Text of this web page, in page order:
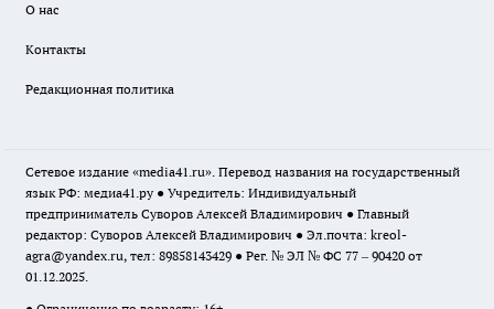
О нас
Контакты
Редакционная политика
Сетевое издание «media41.ru». Перевод названия на государственный
язык РФ: медиа41.ру ● Учредитель: Индивидуальный
предприниматель Суворов Алексей Владимирович ● Главный
редактор: Суворов Алексей Владимирович ● Эл.почта: kreol-
agra@yandex.ru, тел: 89858143429 ● Рег. № ЭЛ № ФС 77 – 90420 от
01.12.2025.